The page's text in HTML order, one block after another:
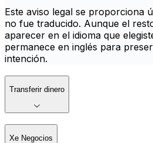
Este aviso legal se proporciona
no fue traducido. Aunque el
aparecer en el idioma que
permanece en inglés para
intención.
Transferir dinero
Xe Negocios